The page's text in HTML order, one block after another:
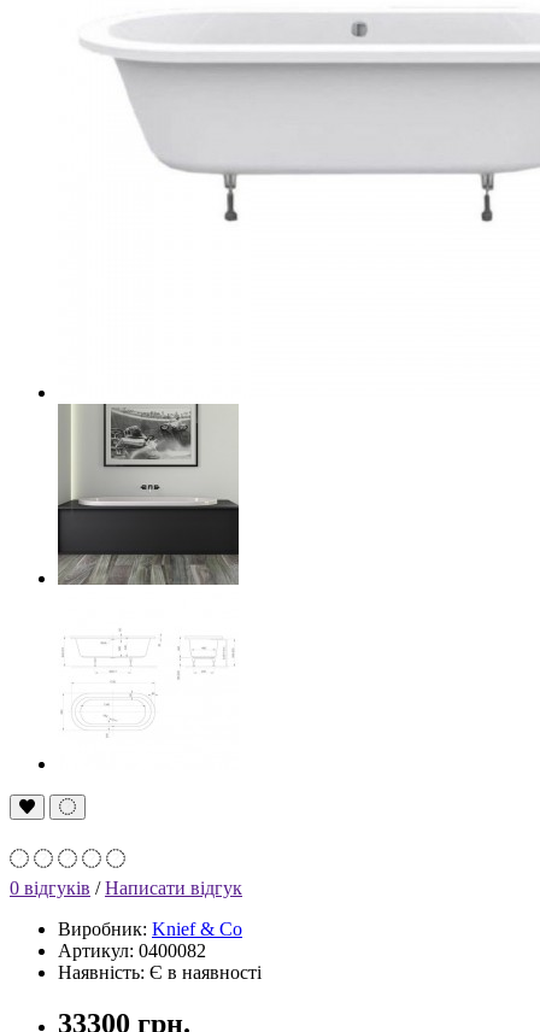
0 відгуків /Написати відгук
Виробник: Knief & Co
Артикул: 0400082
Наявність: Є в наявності
33300 грн.